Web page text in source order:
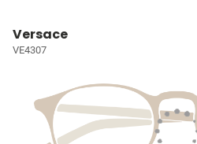
Versace
VE4307